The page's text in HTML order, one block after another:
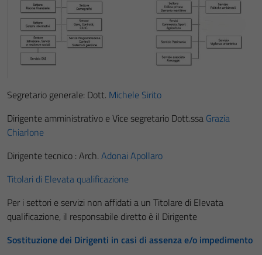
Segretario generale: Dott. Michele Sirito
Dirigente amministrativo e Vice segretario Dott.ssa Grazia
Chiarlone
Dirigente tecnico : Arch. Adonai Apollaro
Titolari di Elevata qualificazione
Per i settori e servizi non affidati a un Titolare di Elevata
qualificazione, il responsabile diretto è il Dirigente
Sostituzione dei Dirigenti in casi di assenza e/o impedimento